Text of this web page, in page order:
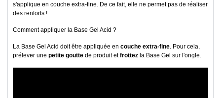
s'applique en couche extra-fine. De ce fait, elle ne permet pas de réaliser
des renforts !
Comment appliquer la Base Gel Acid ?
La Base Gel Acid doit être appliquée en couche extra-fine. Pour cela,
prélever une petite goutte de produit etfrottez la Base Gel sur l'ongle.